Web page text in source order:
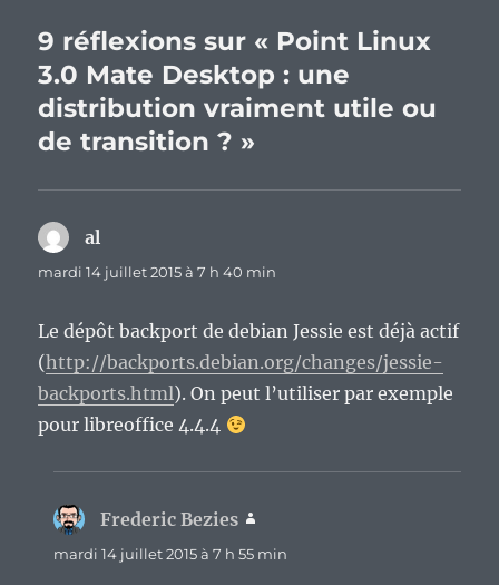
9 réflexions sur « Point Linux
3.0 Mate Desktop : une
distribution vraiment utile ou
de transition ? »
al
mardi 14 juillet 2015 à 7 h 40 min
Le dépôt backport de debian Jessie est déjà actif
(http://backports.debian.org/changes/jessie-
backports.html). On peut l’utiliser par exemple
pour libreoffice 4.4.4
Frederic Bezies
mardi 14 juillet 2015 à 7 h 55 min